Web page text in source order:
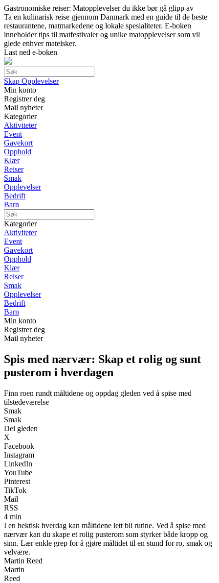
Gastronomiske reiser: Matopplevelser du ikke bør gå glipp av
Ta en kulinarisk reise gjennom Danmark med en guide til de beste
restaurantene, matmarkedene og lokale spesialiteter. E-boken
inneholder tips til matfestivaler og unike matopplevelser som vil
glede enhver matelsker.
Last ned e-boken
Skap Opplevelser
Min konto
Registrer deg
Mail nyheter
Kategorier
Aktiviteter
Event
Gavekort
Opphold
Klær
Reiser
Smak
Opplevelser
Bedrift
Barn
Kategorier
Aktiviteter
Event
Gavekort
Opphold
Klær
Reiser
Smak
Opplevelser
Bedrift
Barn
Min konto
Registrer deg
Mail nyheter
Spis med nærvær: Skap et rolig og sunt
pusterom i hverdagen
Finn roen rundt måltidene og oppdag gleden ved å spise med
tilstedeværelse
Smak
Smak
Del gleden
X
Facebook
Instagram
LinkedIn
YouTube
Pinterest
TikTok
Mail
RSS
4 min
I en hektisk hverdag kan måltidene lett bli rutine. Ved å spise med
nærvær kan du skape et rolig pusterom som styrker både kropp og
sinn. Lær enkle grep for å gjøre måltidet til en stund for ro, smak og
velvære.
Martin Reed
Martin
Reed